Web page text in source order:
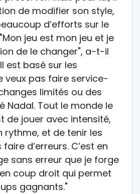
de modifier son style,
d’efforts sur le
jeu est mon jeu et je
de le changer", a-t-il
est basé sur les
veux pas faire service-
limités ou des
Nadal. Tout le monde le
de jouer avec intensité,
rythme, et de tenir les
d’erreurs. C’est en
sans erreur que je forge
coup droit qui permet
gagnants."